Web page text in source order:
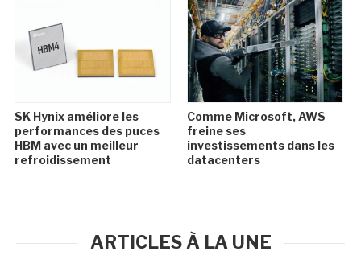
SK Hynix améliore les
performances des puces
HBM avec un meilleur
refroidissement
Comme Microsoft, AWS
freine ses
investissements dans les
datacenters
ARTICLES À LA UNE